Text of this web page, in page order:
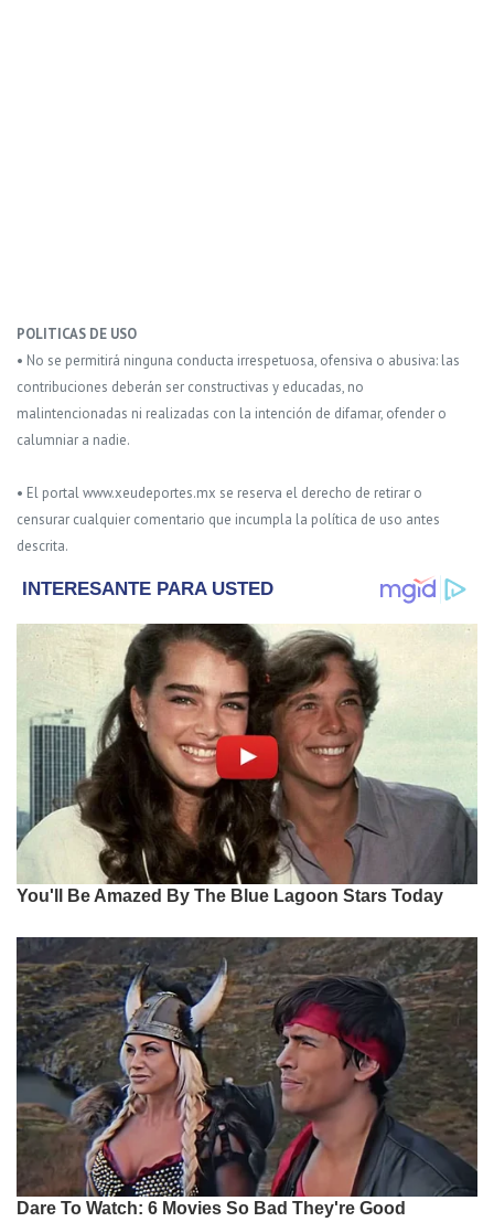
POLITICAS DE USO
• No se permitirá ninguna conducta irrespetuosa, ofensiva o abusiva: las
contribuciones deberán ser constructivas y educadas, no
malintencionadas ni realizadas con la intención de difamar, ofender o
calumniar a nadie.
• El portal www.xeudeportes.mx se reserva el derecho de retirar o
censurar cualquier comentario que incumpla la política de uso antes
descrita.